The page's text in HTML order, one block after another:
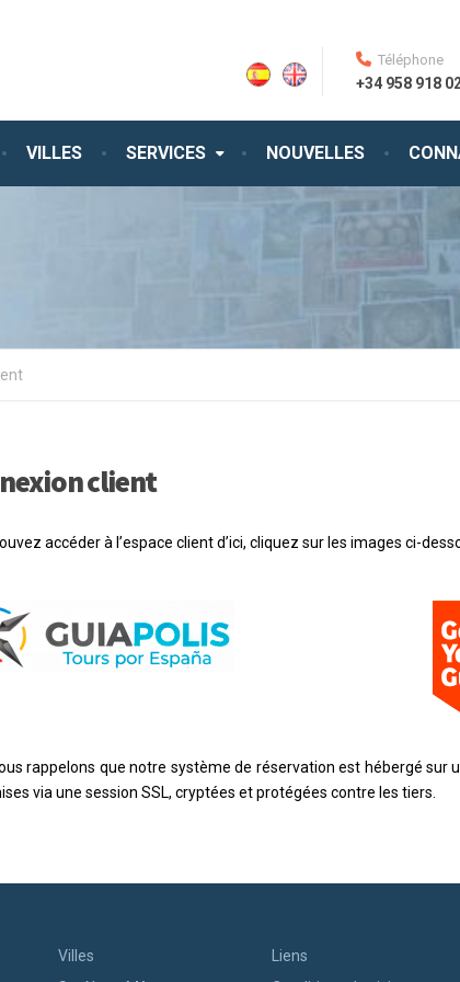
VILLES SERVICES NOUVELLES
Téléphone
+34 958 918
client
accéder à l’espace client d’ici, cliquez sur les images ci-
rappelons que notre système de réservation est hébergé
via une session SSL, cryptées et protégées contre les tiers.
Villes
Liens